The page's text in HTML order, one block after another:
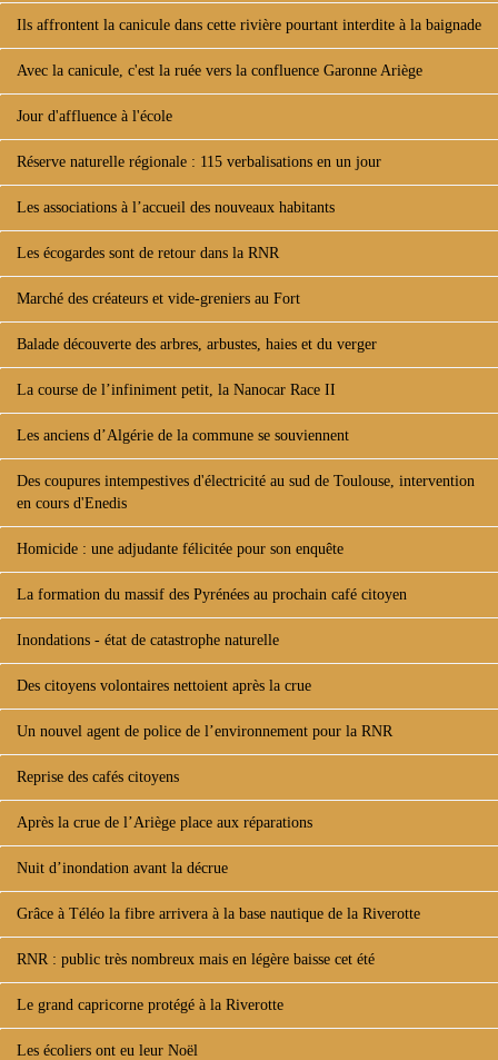
Ils affrontent la canicule dans cette rivière pourtant interdite à la baignade
Avec la canicule, c'est la ruée vers la confluence Garonne Ariège
Jour d'affluence à l'école
Réserve naturelle régionale : 115 verbalisations en un jour
Les associations à l’accueil des nouveaux habitants
Les écogardes sont de retour dans la RNR
Marché des créateurs et vide-greniers au Fort
Balade découverte des arbres, arbustes, haies et du verger
La course de l’infiniment petit, la Nanocar Race II
Les anciens d’Algérie de la commune se souviennent
Des coupures intempestives d'électricité au sud de Toulouse, intervention
en cours d'Enedis
Homicide : une adjudante félicitée pour son enquête
La formation du massif des Pyrénées au prochain café citoyen
Inondations - état de catastrophe naturelle
Des citoyens volontaires nettoient après la crue
Un nouvel agent de police de l’environnement pour la RNR
Reprise des cafés citoyens
Après la crue de l’Ariège place aux réparations
Nuit d’inondation avant la décrue
Grâce à Téléo la fibre arrivera à la base nautique de la Riverotte
RNR : public très nombreux mais en légère baisse cet été
Le grand capricorne protégé à la Riverotte
Les écoliers ont eu leur Noël